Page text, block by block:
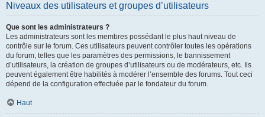
Niveaux des utilisateurs et groupes d’utilisateurs
Que sont les administrateurs ?
Les administrateurs sont les membres possédant le plus haut niveau de
contrôle sur le forum. Ces utilisateurs peuvent contrôler toutes les opérations
du forum, telles que les paramètres des permissions, le bannissement
d’utilisateurs, la création de groupes d’utilisateurs ou de modérateurs, etc. Ils
peuvent également être habilités à modérer l’ensemble des forums. Tout ceci
dépend de la configuration effectuée par le fondateur du forum.
Haut